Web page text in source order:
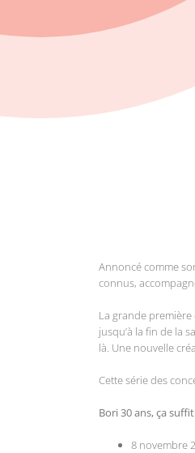
Annoncé comme
connus,
La grande
jusqu’à la fin de la
là. Une nouvelle
Cette série des
Bori 30 ans, ça
8 novembre